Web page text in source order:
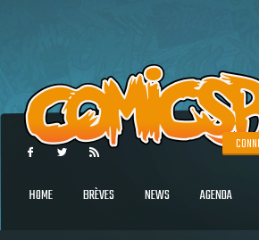
HOME BRÈVES NEWS AGENDA